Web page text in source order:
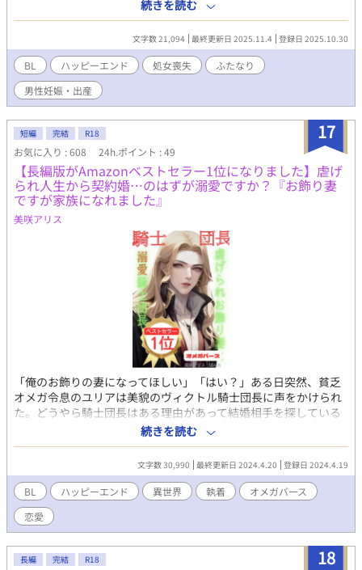
りはない」とキッパリ言われたけれど、優しいエレンに心動かさ
れて、俺はいつしかエレンを愛していく。※R18表現がある場合
は、タイトルに※がつきます。※ムーンライトノベルズさんにも
公開しています。
続きを読む
文字数 21,094 最終更新日 2025.11.4 登録日 2025.10.30
BL ハッピーエンド 処女喪失
ふたなり
男性妊娠・出産
17
短編 完結 R18
お気に入り : 608 24h.ポイント : 49
【長編版がAmazonベストセラー1位になりました】虐げ
られ人生から契約婚⋯のはずが溺愛ですか？『お飾り妻
ですが家族になれました』
美咲アリス
「俺のお飾りの妻になってほしい」「はい？」ある日突然、貧乏
オメガ令息のユリアは美貌のヴィクトル騎士団長に声をかけられ
た。どうやら騎士団長はある理由があって結婚相手を探している
らしい。いとこ家族に虐められていたユリアは契約結婚を受け入
れる。豪華な屋敷での快適なお飾り妻生活が始まるが、なぜかび
っくりするほど激しい溺愛がスタートして⋯⋯？ 真面目なオメ
ガ令息と、世界最強の騎士団長。キュン&ハッピーなすれ違い異
世界ラブストーリー。※この『お飾り妻ですが家族になれまし
た』は、長編異世界オメガバース『お飾り妻と溺愛騎士団長』の
元になった短編です。長編版はAmazonで書籍化して頂きました
（追記・ベストセラー入りしています。2024.4/20現在BLランキ
ング）
続きを読む
文字数 30,990 最終更新日 2024.4.20 登録日 2024.4.19
BL ハッピーエンド 異世界 執着
オメガバース
恋愛
18
長編 完結 R18